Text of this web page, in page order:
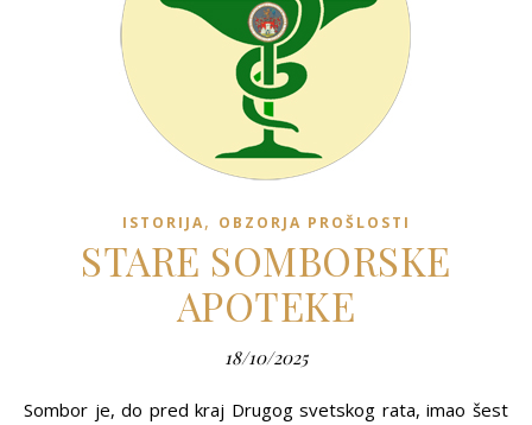
ISTORIJA, OBZORJA PROŠLOSTI
STARE SOMBORSKE
APOTEKE
18/10/2025
Sombor je, do pred kraj Drugog svetskog rata, imao šest